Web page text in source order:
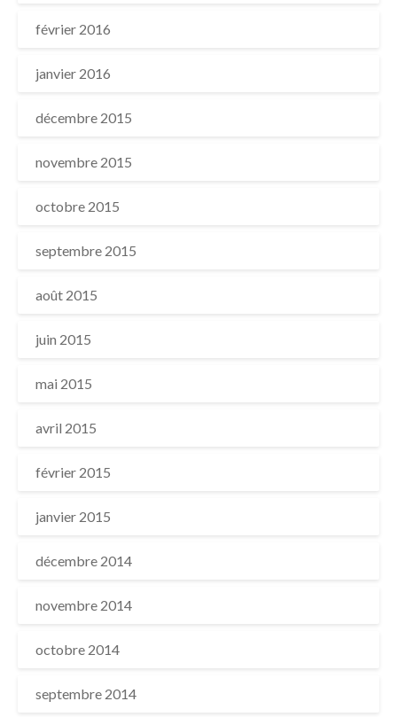
février 2016
janvier 2016
décembre 2015
novembre 2015
octobre 2015
septembre 2015
août 2015
juin 2015
mai 2015
avril 2015
février 2015
janvier 2015
décembre 2014
novembre 2014
octobre 2014
septembre 2014